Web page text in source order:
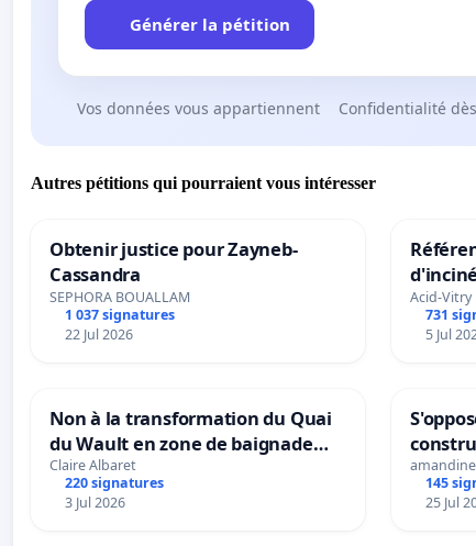
Générer la pétition
Vos données vous appartiennent Confidentialité
Autres pétitions qui pourraient vous intéresser
Obtenir justice pour Zayneb-
Cassandra
SEPHORA BOUALLAM
1 037 signatures
22 Jul 2026
Acid-Vitry
731
5 Jul
Non à la transformation du Quai
du Wault en zone de baignade
urbaine
Claire Albaret
220 signatures
3 Jul 2026
145
25 Jul